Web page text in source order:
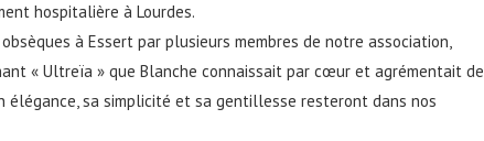
hospitalière à Lourdes.
à Essert par plusieurs membres de notre association,
« Ultreïa » que Blanche connaissait par cœur et agrémentait de
élégance, sa simplicité et sa gentillesse resteront dans nos